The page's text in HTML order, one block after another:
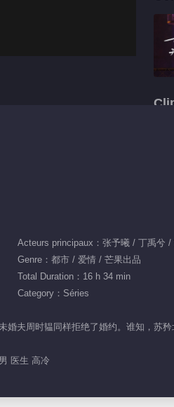
Acteurs principaux：张予曦 / 丁禹兮
Genre：都市 / 爱情 / 芒果出品
Total Duration：16 h 34 min
Category：Séries
夫周时韫同样拒绝了婚约。谁知，苏
医生 高冷